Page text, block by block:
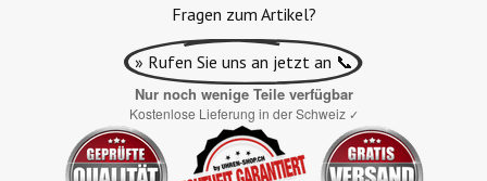
Fragen zum Artikel?
» Rufen Sie uns an jetzt an 📞
Nur noch wenige Teile verfügbar
Kostenlose Lieferung in der Schweiz ✓